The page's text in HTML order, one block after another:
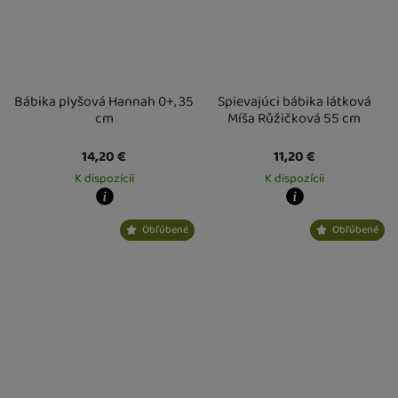
Bábika plyšová Hannah 0+, 35
cm
14,20€
K dispozícii
Kdy zboží dostanete?
Osobný odber vo výdajnom mieste
Spievajúci bábika látková
Míša Růžičková 55 cm
11,20€
K dispozícii
Kdy zboží dostanete?
Osobný odber vo výdajnom mieste
Obľúbené Obľúbené